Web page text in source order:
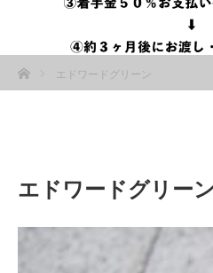
エドワードグリーン
エドワードグリーン